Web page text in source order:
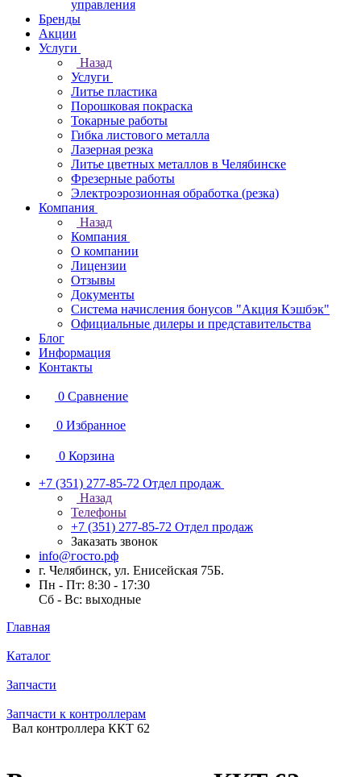
управления
Бренды
Акции
Услуги
Назад
Услуги
Литье пластика
Порошковая покраска
Токарные работы
Гибка листового металла
Лазерная резка
Литье цветных металлов в Челябинске
Фрезерные работы
Электроэрозионная обработка (резка)
Компания
Назад
Компания
О компании
Лицензии
Отзывы
Документы
Система начисления бонусов "Акция Кэшбэк"
Официальные дилеры и представительства
Блог
Информация
Контакты
0 Сравнение
0 Избранное
0 Корзина
+7 (351) 277-85-72 Отдел продаж
Назад
Телефоны
+7 (351) 277-85-72 Отдел продаж
Заказать звонок
info@госто.рф
г. Челябинск, ул. Енисейская 75Б.
Пн - Пт: 8:30 - 17:30
Сб - Вс: выходные
Главная
Каталог
Запчасти
Запчасти к контроллерам
Вал контроллера ККТ 62